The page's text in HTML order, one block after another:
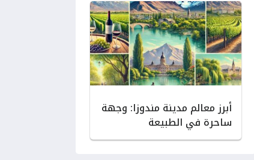
أبرز معالم مدينة مندوزا: وجهة
ساحرة في الطبيعة